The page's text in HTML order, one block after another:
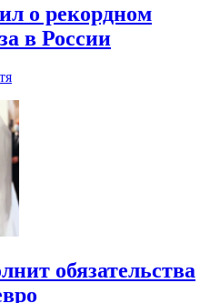
о рекордном
в России
обязательства